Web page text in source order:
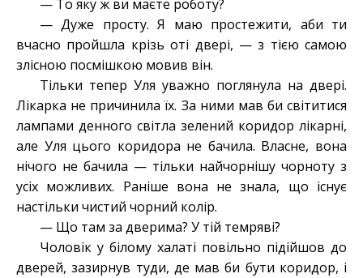
— То яку ж ви маєте роботу?
— Дуже просту. Я маю простежити, аби ти
вчасно пройшла крізь оті двері, — з тією самою
злісною посмішкою мовив він.
Тільки тепер Уля уважно поглянула на двері.
Лікарка не причинила їх. За ними мав би світитися
лампами денного світла зелений коридор лікарні,
але Уля цього коридора не бачила. Власне, вона
нічого не бачила — тільки найчорнішу чорноту з
усіх можливих. Раніше вона не знала, що існує
настільки чистий чорний колір.
— Що там за дверима? У тій темряві?
Чоловік у білому халаті повільно підійшов до
дверей, зазирнув туди, де мав би бути коридор, і